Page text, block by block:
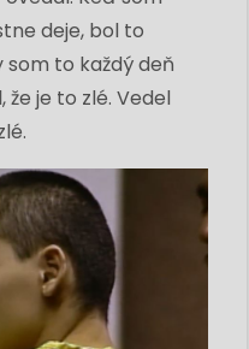
deje, bol to
som to každý deň
je to zlé. Vedel